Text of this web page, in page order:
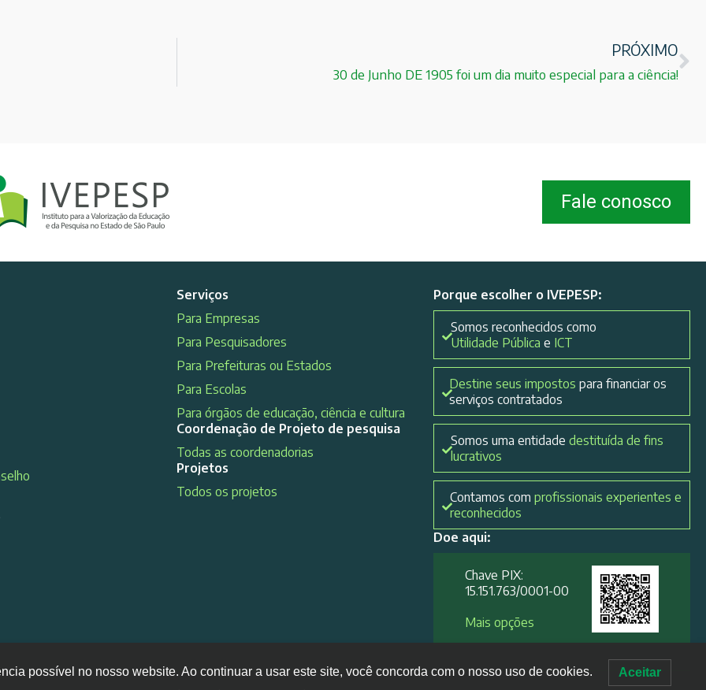
PRÓXIMO
30 de Junho DE 1905 foi um dia muito especial para a ciência!
Fale conosco
Serviços
Para Empresas
Para Pesquisadores
Para Prefeituras ou Estados
Para Escolas
Para órgãos de educação, ciência e cultura
Coordenação de Projeto de pesquisa
Todas as coordenadorias
Projetos
Todos os projetos
Porque escolher o IVEPESP:
Somos reconhecidos como
Utilidade Pública e ICT
Destine seus impostos para financiar os
serviços contratados
Somos uma entidadedestituída de fins
lucrativos
Contamos com profissionais experientes e
reconhecidos
Doe aqui:
Chave PIX:
15.151.763/0001-00​
Mais opções
possível no nosso website. Ao continuar a usar este site, você concorda com o nosso uso de cookies. Aceitar